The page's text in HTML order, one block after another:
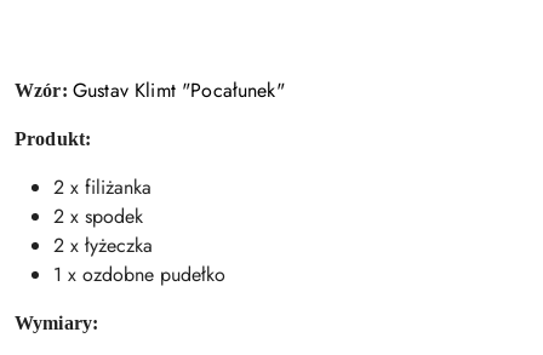
Wzór: Gustav Klimt "Pocałunek"
Produkt:
2 x filiżanka
2 x spodek
2 x łyżeczka
1 x ozdobne pudełko
Wymiary: